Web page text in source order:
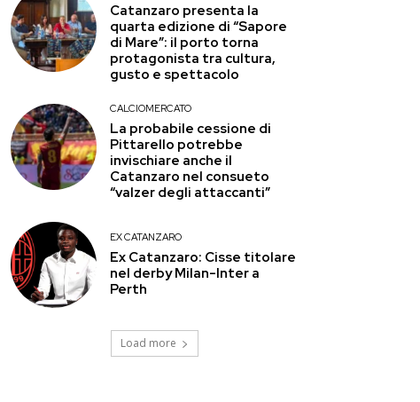
Catanzaro presenta la
quarta edizione di “Sapore
di Mare”: il porto torna
protagonista tra cultura,
gusto e spettacolo
CALCIOMERCATO
La probabile cessione di
Pittarello potrebbe
invischiare anche il
Catanzaro nel consueto
“valzer degli attaccanti”
EX CATANZARO
Ex Catanzaro: Cisse titolare
nel derby Milan-Inter a
Perth
Load more